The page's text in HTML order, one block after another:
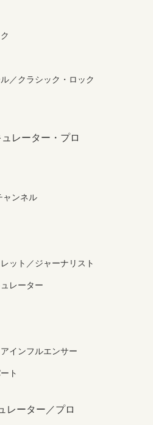
／クラシック・ロック
レーター・プロ
ャンネル
ット／ジャーナリスト
レーター
インフルエンサー
ト
レーター／プロ